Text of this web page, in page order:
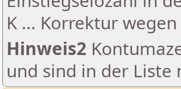
K ... Korrektur
Hinweis2
und sind in der